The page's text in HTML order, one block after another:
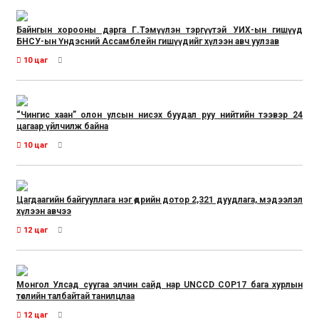
Байнгын хорооны дарга Г.Тэмүүлэн тэргүүтэй УИХ-ын гишүүд
БНСУ-ын Үндэсний Ассамблейн гишүүдийг хүлээн авч уулзав
10 цаг
“Чингис хаан” олон улсын нисэх буудал руу нийтийн тээвэр 24
цагаар үйлчилж байна
10 цаг
Цагдаагийн байгууллага нэг өдрийн дотор 2,321 дуудлага, мэдээлэл
хүлээн авчээ
12 цаг
Монгол Улсад суугаа элчин сайд нар UNCCD COP17 бага хурлын
төслийн талбайтай танилцлаа
12 цаг